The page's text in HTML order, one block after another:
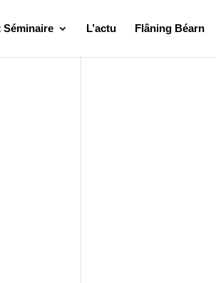
Séminaire L’actu Flâning Béarn